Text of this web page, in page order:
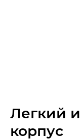
Легкий
корпус